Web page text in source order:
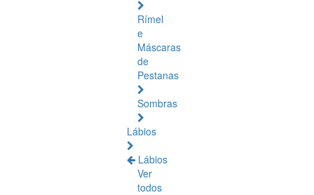
Rímel
e
Máscaras
de
Pestanas
Sombras
Lábios
Lábios
Ver
todos